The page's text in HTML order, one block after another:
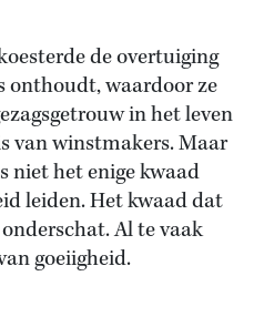
de overtuiging
onthoudt, waardoor ze
in het leven
van winstmakers. Maar
niet het enige kwaad
leiden. Het kwaad dat
Al te vaak
goeiigheid.